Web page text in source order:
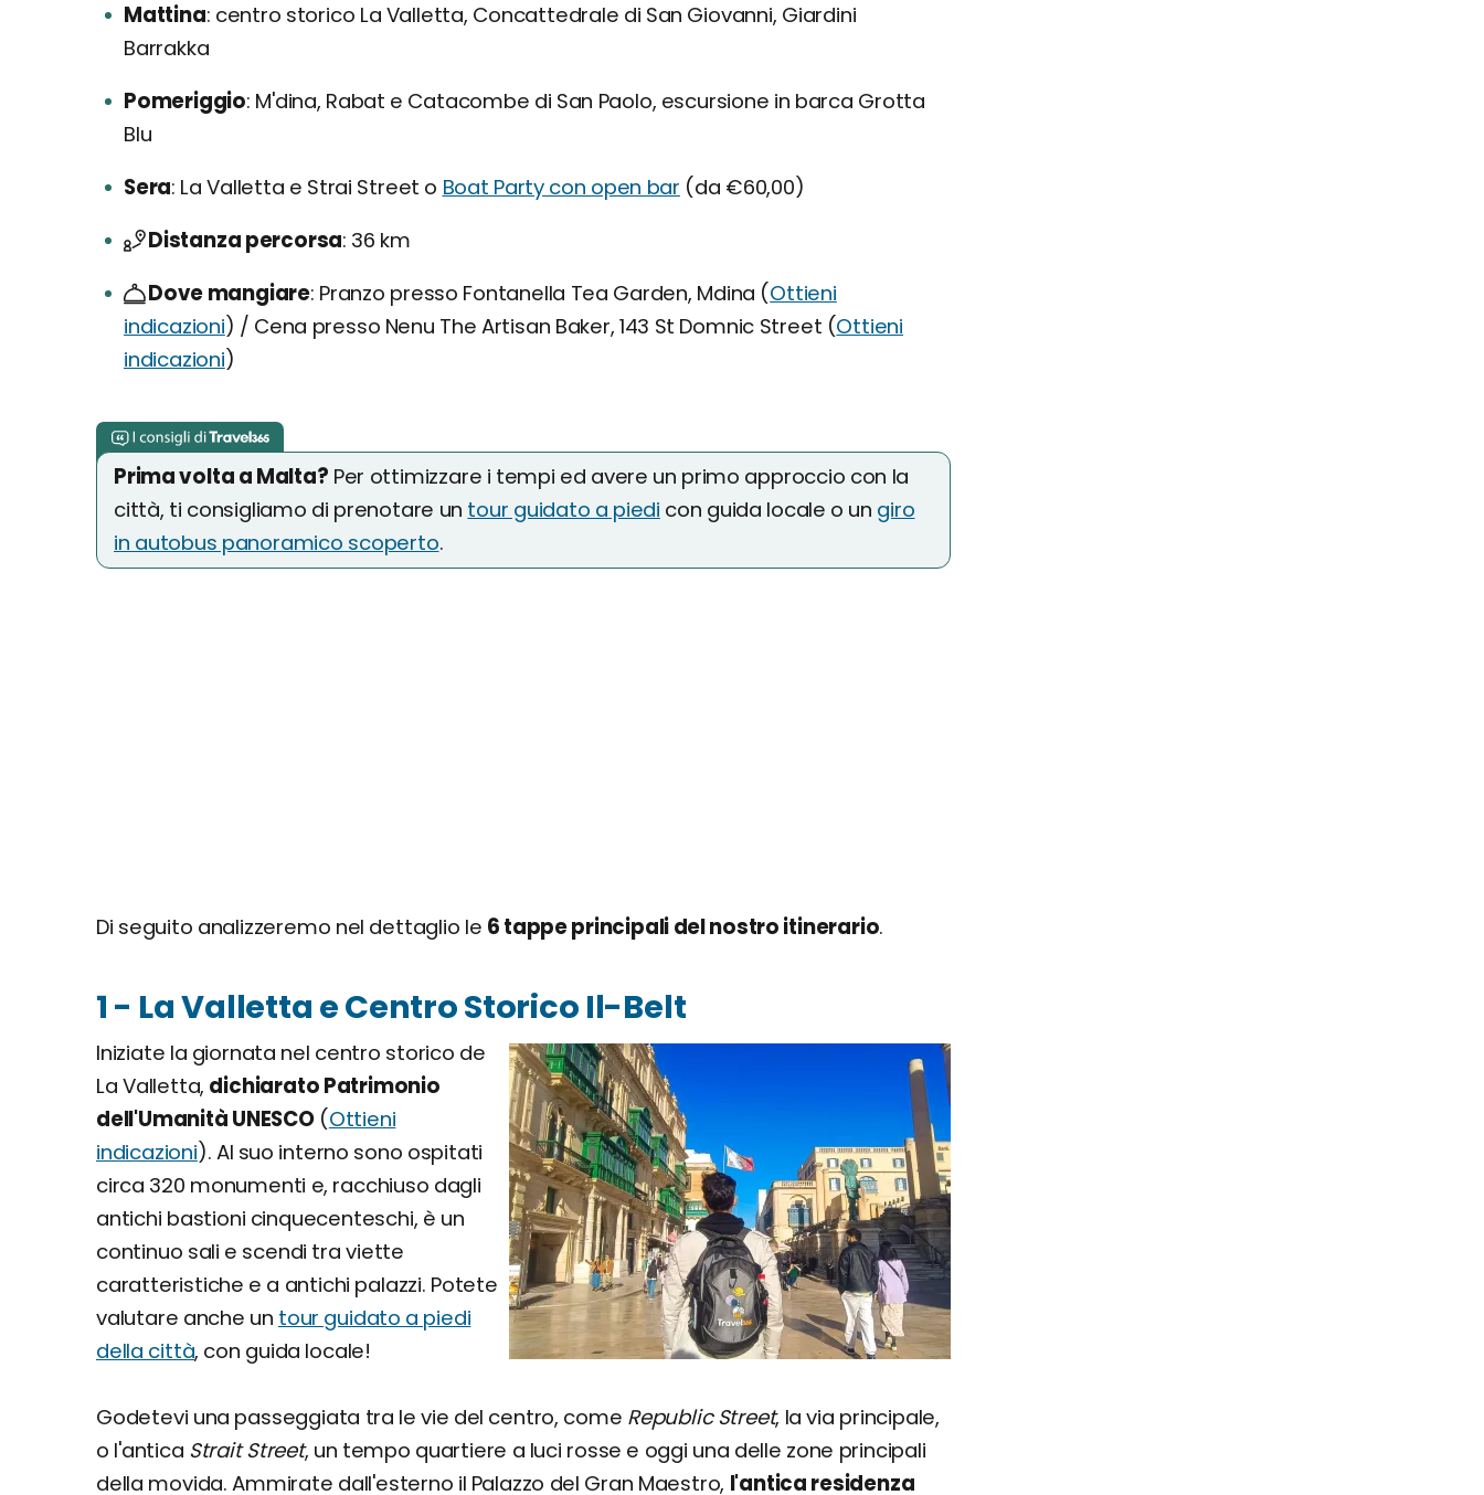
Mattina centro storico La Valletta, Concattedrale di San Giovanni, Giardini
Barrakka
Pomeriggio M'dina, Rabat e Catacombe di San Paolo, escursione in barca Grotta
Blu
Sera La Valletta e Strai Street o Boat Party con open bar (da €60,00)
Distanza percorsa 36 km
Dove mangiare Pranzo presso Fontanella Tea Garden, Mdina (Ottieni
indicazioni) / Cena presso Nenu The Artisan Baker, 143 St Domnic Street (Ottieni
indicazioni)
Prima volta a Malta? Per ottimizzare i tempi ed avere un primo approccio con la
città, ti consigliamo di prenotare un tour guidato a piedi con guida locale o un giro
in autobus panoramico scoperto.
Di seguito analizzeremo nel dettaglio le 6 tappe principali del nostro itinerario.
1 - La Valletta e Centro Storico Il-Belt
Iniziate la giornata nel centro storico de
La Valletta, dichiarato Patrimonio
dell'Umanità UNESCO(Ottieni
indicazioni). Al suo interno sono ospitati
circa 320 monumenti e, racchiuso dagli
antichi bastioni cinquecenteschi, è un
continuo sali e scendi tra viette
caratteristiche e a antichi palazzi. Potete
valutare anche un tour guidato a piedi
della città, con guida locale!
Godetevi una passeggiata tra le vie del centro, come Republic Street, la via principale,
o l'antica Strait Street, un tempo quartiere a luci rosse e oggi una delle zone principali
della movida. Ammirate dall'esterno il Palazzo del Gran Maestro, l'antica residenza